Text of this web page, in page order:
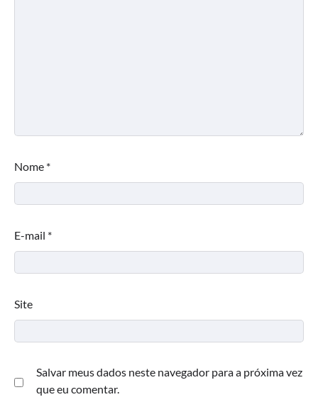
Nome *
E-mail *
Site
Salvar meus dados neste navegador para a próxima vez
que eu comentar.